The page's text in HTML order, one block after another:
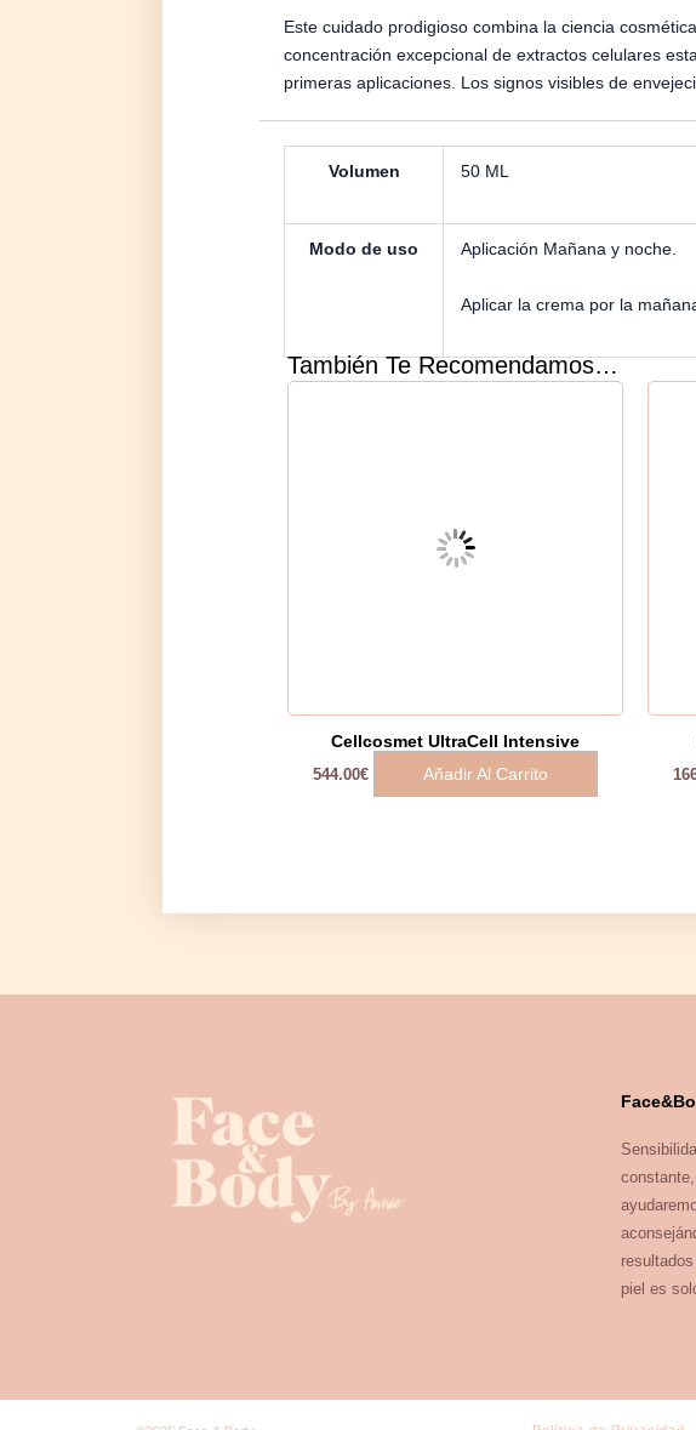
Este cuidado prodigioso combina la ciencia
concentración excepcional de extractos celulares
primeras aplicaciones. Los signos visibles de
Volumen 50 ML
Modo de uso Aplicación Mañana y noche.
Aplicar la crema por la
También Te Recomendamos…
Cellcosmet UltraCell Intensive
544.00€ Añadir Al Carrito
piel es